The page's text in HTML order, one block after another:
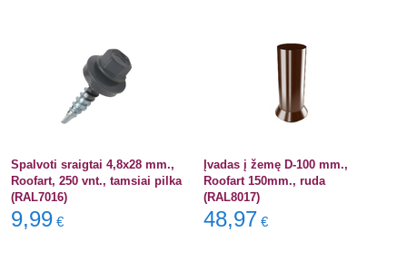
Spalvoti sraigtai 4,8x28 mm.,
Roofart, 250 vnt., tamsiai pilka
(RAL7016)
9,99 €
Įvadas į žemę D-100 mm.,
Roofart 150mm., ruda
(RAL8017)
48,97 €